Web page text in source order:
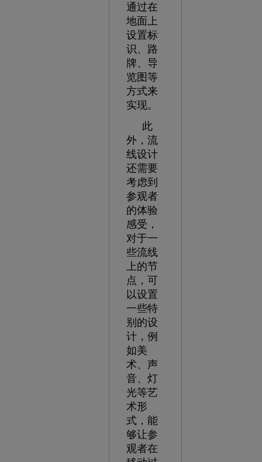
通过在
地面上
设置标
识、路
牌、导
览图等
方式来
实现。
此
外，流
线设计
还需要
考虑到
参观者
的体验
感受，
对于一
些流线
上的节
点，可
以设置
一些特
别的设
计，例
如美
术、声
音、灯
光等艺
术形
式，能
够让参
观者在